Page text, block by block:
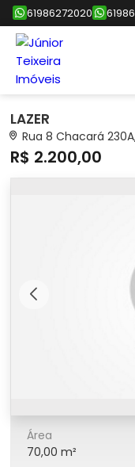
61986272020
LAZER
Rua 8 Chacará 230A,
R$ 2.200,00
Área
70,00 m²